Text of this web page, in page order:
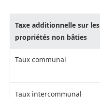
Taxe additionnelle sur les
propriétés non bâties
Taux communal
Taux intercommunal